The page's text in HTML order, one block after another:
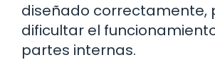
diseñado correctamente,
dificultar el
partes internas.